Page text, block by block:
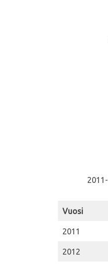
2011-
Vuosi
2011
2012